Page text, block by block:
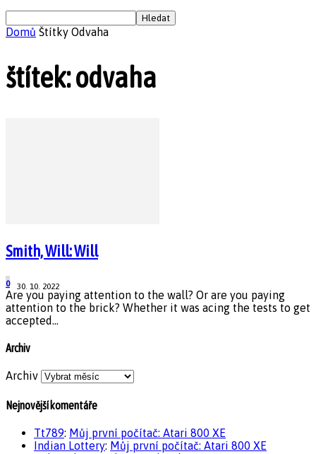
Domů Štítky Odvaha
štítek: odvaha
Smith, Will: Will
30. 10. 2022
0
Are you paying attention to the wall? Or are you paying
attention to the brick? Whether it was acing the tests to get
accepted...
Archiv
Archiv
Nejnovější komentáře
Tt789: Můj první počítač: Atari 800 XE
Indian Lottery: Můj první počítač: Atari 800 XE